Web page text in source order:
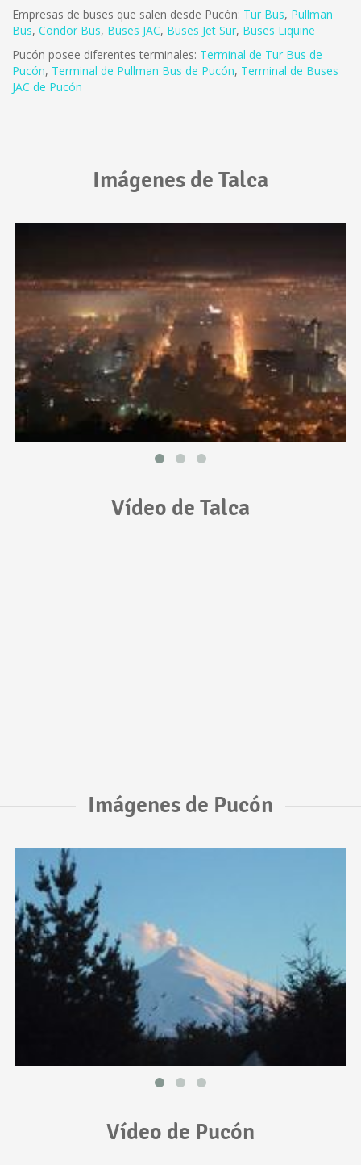
Empresas de buses que salen desde Pucón: Tur Bus, Pullman
Bus, Condor Bus, Buses JAC, Buses Jet Sur, Buses Liquiñe
Pucón posee diferentes terminales: Terminal de Tur Bus de
Pucón, Terminal de Pullman Bus de Pucón, Terminal de Buses
JAC de Pucón
Imágenes de Talca
Vídeo de Talca
Imágenes de Pucón
Vídeo de Pucón